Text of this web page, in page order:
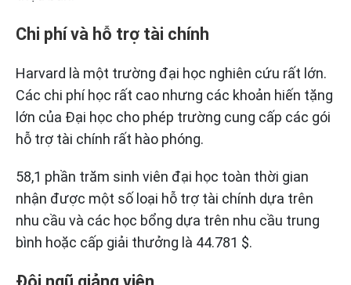
Chi phí và hỗ trợ tài chính
Harvard là một trường đại học nghiên cứu rất lớn.
Các chi phí học rất cao nhưng các khoản hiến tặng
lớn của Đại học cho phép trường cung cấp các gói
hỗ trợ tài chính rất hào phóng.
58,1 phần trăm sinh viên đại học toàn thời gian
nhận được một số loại hỗ trợ tài chính dựa trên
nhu cầu và các học bổng dựa trên nhu cầu trung
bình hoặc cấp giải thưởng là 44.781 $.